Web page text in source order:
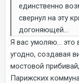
единственно
свернул на эту
догоняющей...
Я вас умоляю... это
угодно, создавая
мостовой
Парижских